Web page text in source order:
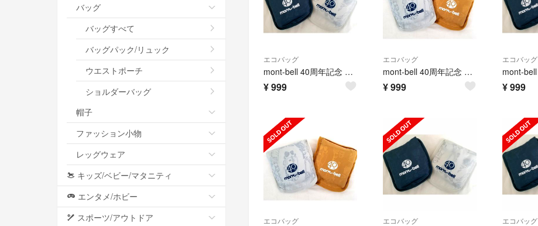
エコバッグ
mont-bell 40周年記念 エコバッグショッピングバッグ トートバッグ 紺
¥999
エコバッグ
mont-bell 40周年記念 エコバッグショッピングバッグ トートバッグ
¥999
エコバッグ
¥999
エコバッグ エコバッグ エコバッグ
バッグ
バッグすべて
バッグパック/リュック
ウエストポーチ
ショルダーバッグ
帽子
ファッション小物
レッグウェア
キッズ/ベビー/マタニティ
エンタメ/ホビー
スポーツ/アウトドア